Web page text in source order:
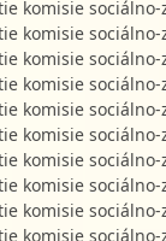
komisie
komisie
komisie
komisie
komisie
komisie
komisie
komisie
komisie
komisie